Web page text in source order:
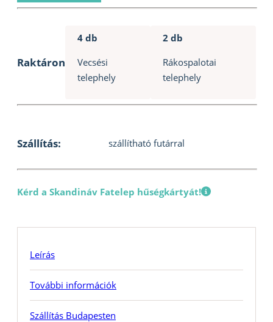
Raktáron
4 db
Vecsési
telephely
2 db
Rákospalotai
telephely
Szállítás: szállítható futárral
Kérd a Skandináv Fatelep hűségkártyát!
Leírás
További információk
Szállítás Budapesten